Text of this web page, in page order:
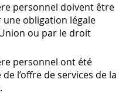
personnel doivent être
obligation légale
ou par le droit
personnel ont été
l’offre de services de la